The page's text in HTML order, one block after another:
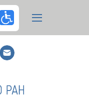
E-
mail
подписка